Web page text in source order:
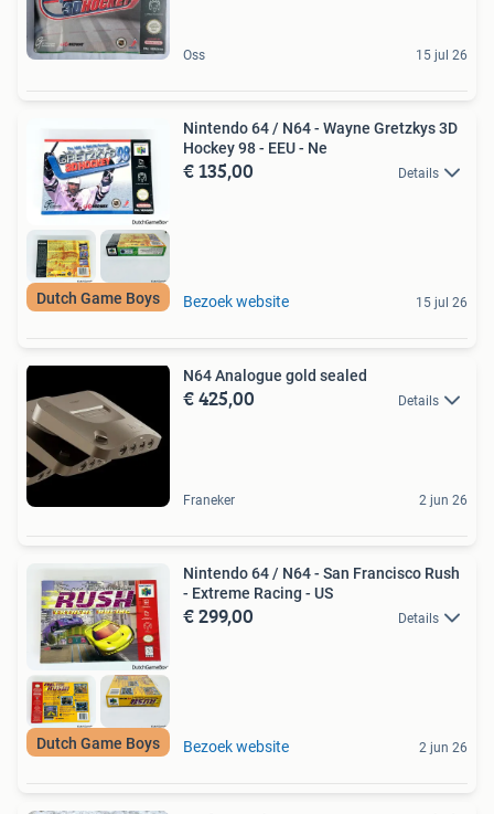
Oss 15 jul 26
Dutch Game Boys
Nintendo 64 / N64 - Wayne Gretzkys 3D
Hockey 98 - EEU - Ne
€ 135,00 Details
Bezoek website 15 jul 26
N64 Analogue gold sealed
€ 425,00 Details
Franeker 2 jun 26
Dutch Game Boys
Nintendo 64 / N64 - San Francisco Rush
- Extreme Racing - US
€ 299,00 Details
Bezoek website 2 jun 26